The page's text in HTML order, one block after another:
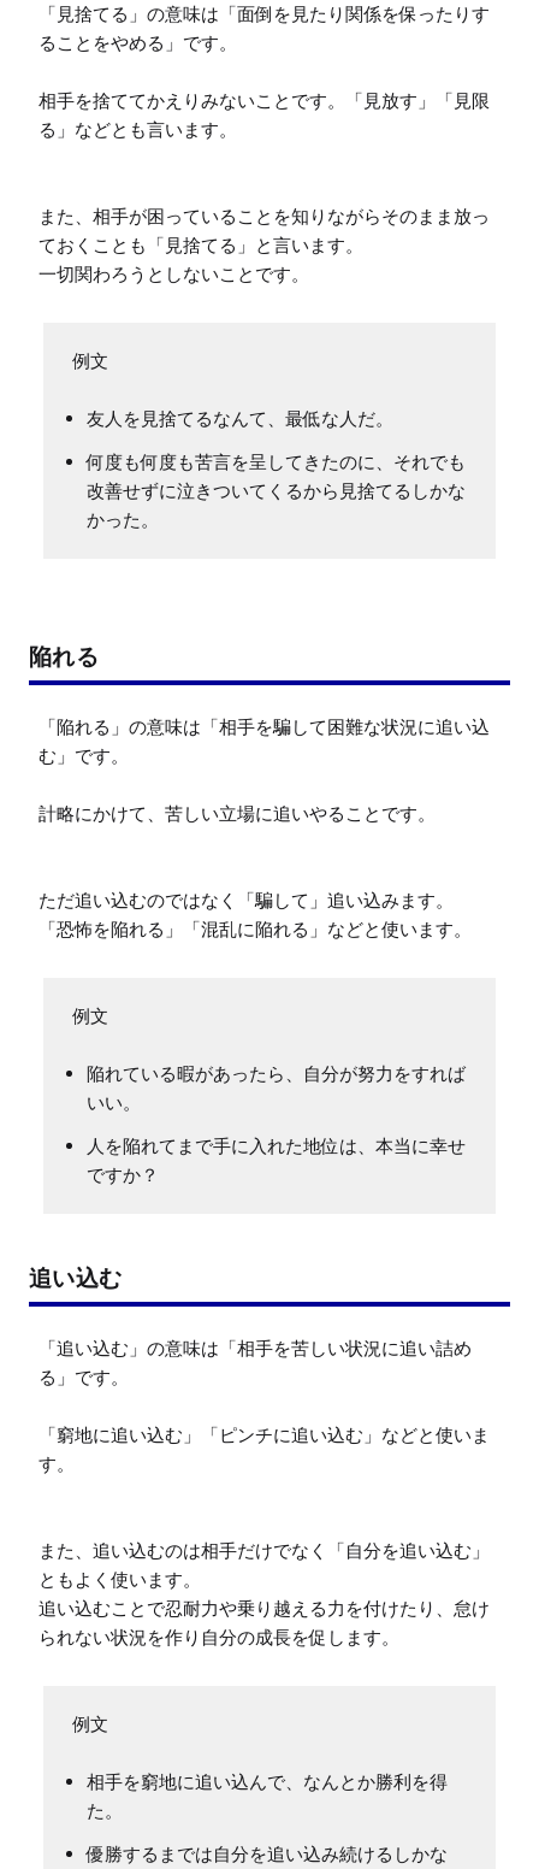
「見捨てる」の意味は「面倒を見たり関係を保ったりす
ることをやめる」です。
相手を捨ててかえりみないことです。「見放す」「見限
る」などとも言います。
また、相手が困っていることを知りながらそのまま放っ
ておくことも「見捨てる」と言います。
一切関わろうとしないことです。
友人を見捨てるなんて、最低な人だ。
何度も何度も苦言を呈してきたのに、それでも
改善せずに泣きついてくるから見捨てるしかな
かった。
陥れる
「陥れる」の意味は「相手を騙して困難な状況に追い込
む」です。
計略にかけて、苦しい立場に追いやることです。
ただ追い込むのではなく「騙して」追い込みます。
「恐怖を陥れる」「混乱に陥れる」などと使います。
陥れている暇があったら、自分が努力をすれば
いい。
人を陥れてまで手に入れた地位は、本当に幸せ
ですか？
追い込む
「追い込む」の意味は「相手を苦しい状況に追い詰め
る」です。
「窮地に追い込む」「ピンチに追い込む」などと使いま
す。
また、追い込むのは相手だけでなく「自分を追い込む」
ともよく使います。
追い込むことで忍耐力や乗り越える力を付けたり、怠け
られない状況を作り自分の成長を促します。
相手を窮地に追い込んで、なんとか勝利を得
た。
優勝するまでは自分を追い込み続けるしかな